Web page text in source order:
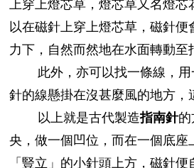
上穿上燈芯草，燈芯草又名燈
以在磁針上穿上燈芯草，磁針
力下，自然而然地在水面轉動至
此外，亦可以找一條線，用
針的線懸掛在沒甚麼風的地方
以上就是古代製造指南針的
央，做一個凹位，而在一個底
「豎立」的小針頭上方，磁針